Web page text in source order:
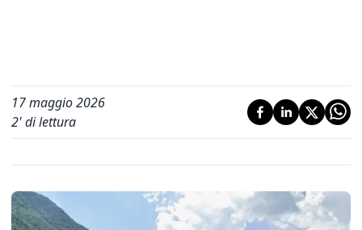
17 maggio 2026
2' di lettura